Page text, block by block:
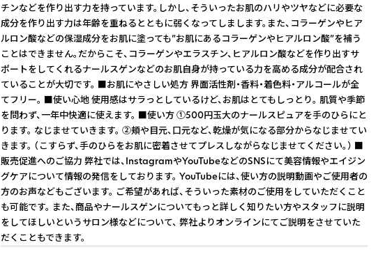
チンなどを作り出す力を持っています。しかし、そういったお肌のハリやツヤなどに必要な
成分を作り出す力は年齢を重ねるとともに弱くなってしまします。また、コラーゲンやヒア
ルロン酸などの保湿成分をお肌に塗っても”お肌にあるコラーゲンやヒアルロン酸”を補う
ことはできません。だからこそ、コラーゲンやエラスチン、ヒアルロン酸などを作り出すサ
ポートをしてくれるナールスゲンなどのお肌自身が持っている力を高める成分が配合され
ていることが大切です。 ■お肌にやさしい処方 界面活性剤・香料・着色料・アルコールが全
てフリー。 ■使い心地 使用感はサラっとしているけど、お肌はとてもしっとり。 肌質や季節
を問わず、一年中快適に使えます。 ■使い方 ①500円玉大のナールスピュアを手のひらにと
ります。 なじませていきます。 ②頬や目元、口元など、乾燥が気になる部分からなじませてい
きます。 （こすらず、手のひらをお肌に密着させてプレスしながらなじませてください。） ■
販売促進へのご協力 弊社では、InstagramやYouTubeなどのSNSにて美容情報やエイジン
グケアについて情報の発信をしております。 YouTubeには、使い方の説明動画やご使用者の
方のお声などもございます。 ご希望があれば、そういった素材のご使用をしていただくこと
も可能です。 また、商品やナールスゲンについてもっと詳しく知りたい方やスタッフに説明
をしてほしいというサロン様などについて、 弊社よりオンラインにてご説明をさせていた
だくこともできます。